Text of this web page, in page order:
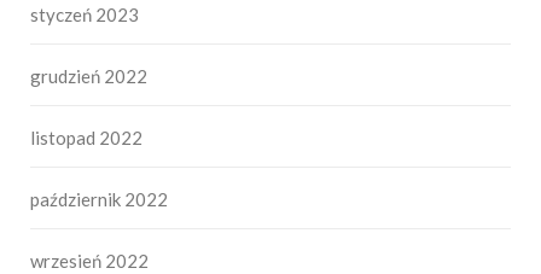
styczeń 2023
grudzień 2022
listopad 2022
październik 2022
wrzesień 2022